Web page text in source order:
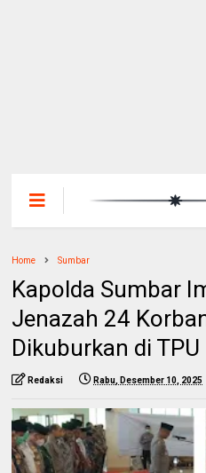
Home Sumbar
Kapolda Sumbar
Jenazah 24
Dikuburkan di
Redaksi Rabu, Desember 10, 2025